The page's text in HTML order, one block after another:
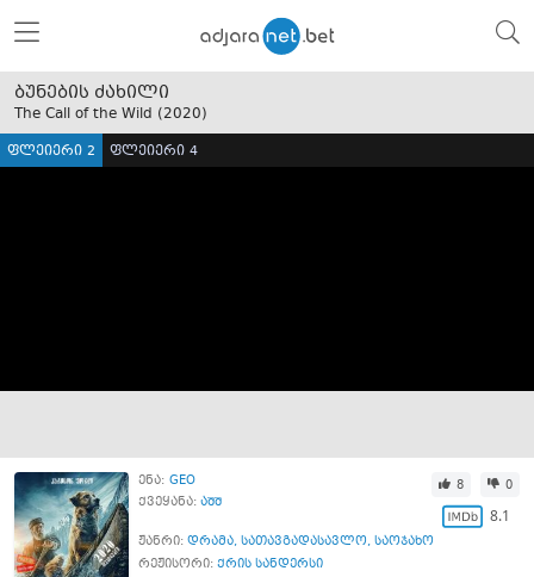
ბუნების ძახილი
The Call of the Wild (2020)
ფლეიერი 2 ფლეიერი 4
ენა: GEO
ქვეყანა: აშშ
8 0
8.1
ჟანრი: დრამა, სათავგადასავლო, საოჯახო
რეჟისორი: ქრის სანდერსი